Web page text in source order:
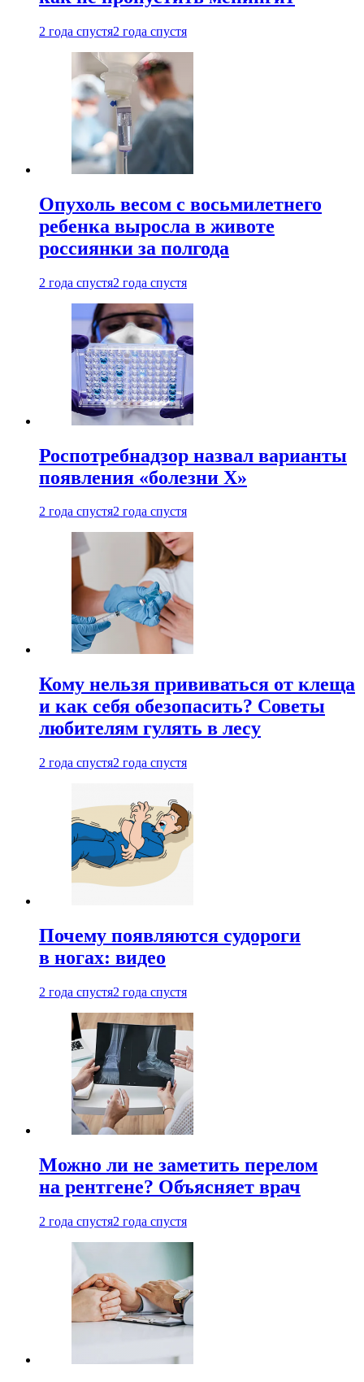
2 года спустя2 года спустя
Опухоль весом с восьмилетнего
ребенка выросла в животе
россиянки за полгода
2 года спустя2 года спустя
Роспотребнадзор назвал варианты
появления «болезни Х»
2 года спустя2 года спустя
Кому нельзя прививаться от клеща
и как себя обезопасить? Советы
любителям гулять в лесу
2 года спустя2 года спустя
Почему появляются судороги
в ногах: видео
2 года спустя2 года спустя
Можно ли не заметить перелом
на рентгене? Объясняет врач
2 года спустя2 года спустя